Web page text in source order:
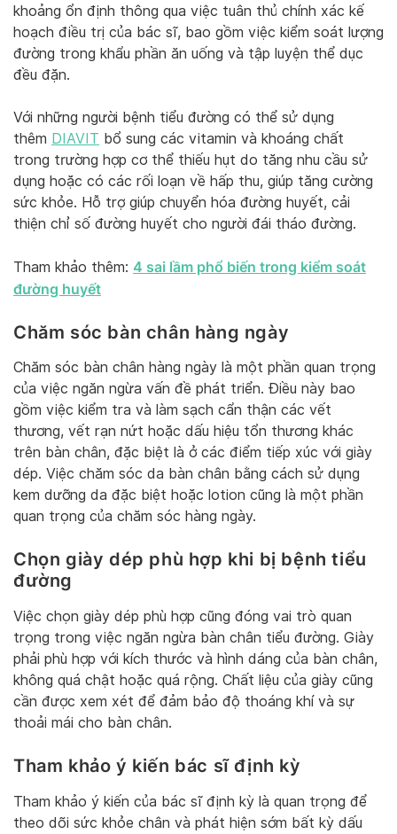
khoảng ổn định thông qua việc tuân thủ chính xác kế
hoạch điều trị của bác sĩ, bao gồm việc kiểm soát lượng
đường trong khẩu phần ăn uống và tập luyện thể dục
đều đặn.
Với những người bệnh tiểu đường có thể sử dụng
thêm DIAVIT bổ sung các vitamin và khoáng chất
trong trường hợp cơ thể thiếu hụt do tăng nhu cầu sử
dụng hoặc có các rối loạn về hấp thu, giúp tăng cường
sức khỏe. Hỗ trợ giúp chuyển hóa đường huyết, cải
thiện chỉ số đường huyết cho người đái tháo đường.
Tham khảo thêm: 4 sai lầm phổ biến trong kiểm soát
đường huyết
Chăm sóc bàn chân hàng ngày
Chăm sóc bàn chân hàng ngày là một phần quan trọng
của việc ngăn ngừa vấn đề phát triển. Điều này bao
gồm việc kiểm tra và làm sạch cẩn thận các vết
thương, vết rạn nứt hoặc dấu hiệu tổn thương khác
trên bàn chân, đặc biệt là ở các điểm tiếp xúc với giày
dép. Việc chăm sóc da bàn chân bằng cách sử dụng
kem dưỡng da đặc biệt hoặc lotion cũng là một phần
quan trọng của chăm sóc hàng ngày.
Chọn giày dép phù hợp khi bị bệnh tiểu
đường
Việc chọn giày dép phù hợp cũng đóng vai trò quan
trọng trong việc ngăn ngừa bàn chân tiểu đường. Giày
phải phù hợp với kích thước và hình dáng của bàn chân,
không quá chật hoặc quá rộng. Chất liệu của giày cũng
cần được xem xét để đảm bảo độ thoáng khí và sự
thoải mái cho bàn chân.
Tham khảo ý kiến bác sĩ định kỳ
Tham khảo ý kiến của bác sĩ định kỳ là quan trọng để
theo dõi sức khỏe chân và phát hiện sớm bất kỳ dấu